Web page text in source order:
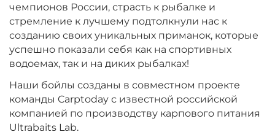
‍899‍ ₽‍1 058‍₽ +
−
Диаметр:
Вкус:
‍899‍ ₽‍1 058‍₽ +
−
чемпионов России, страсть к рыбалке и
стремление к лучшему подтолкнули нас к
созданию своих уникальных приманок, которые
успешно показали себя как на спортивных
водоемах, так и на диких рыбалках!
Наши бойлы созданы в совместном проекте
команды Carptoday с известной российской
компанией по производству карпового питания
Ultrabaits Lab.